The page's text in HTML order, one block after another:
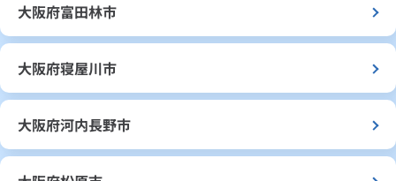
大阪府富田林市
大阪府寝屋川市
大阪府河内長野市